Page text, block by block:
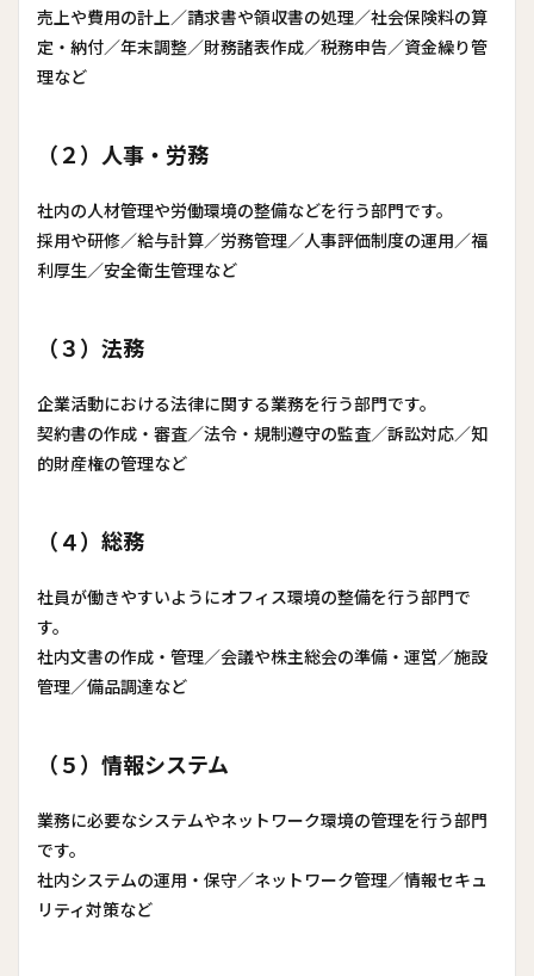
売上や費用の計上／請求書や領収書の処理／社会保険料の算
定・納付／年末調整／財務諸表作成／税務申告／資金繰り管
理など
（２）人事・労務
社内の人材管理や労働環境の整備などを行う部門です。
採用や研修／給与計算／労務管理／人事評価制度の運用／福
利厚生／安全衛生管理など
（３）法務
企業活動における法律に関する業務を行う部門です。
契約書の作成・審査／法令・規制遵守の監査／訴訟対応／知
的財産権の管理など
（４）総務
社員が働きやすいようにオフィス環境の整備を行う部門で
す。
社内文書の作成・管理／会議や株主総会の準備・運営／施設
管理／備品調達など
（５）情報システム
業務に必要なシステムやネットワーク環境の管理を行う部門
です。
社内システムの運用・保守／ネットワーク管理／情報セキュ
リティ対策など